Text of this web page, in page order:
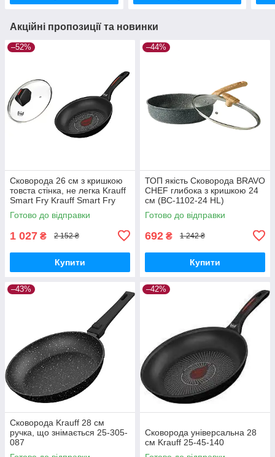
Акційні пропозиції та новинки
–52%
Сковорода 26 см з кришкою
товста стінка, не легка Krauff
Smart Fry Krauff Smart Fry
88-222-130
Готово до відправки
1 027 ₴ 2 152 ₴
Купити
–44%
ТОП якість Сковорода BRAVO
CHEF глибока з кришкою 24
см (BC-1102-24 HL)
Готово до відправки
692 ₴ 1 242 ₴
Купити
–43%
Сковорода Krauff 28 см
ручка, що знімається 25-305-
087
–42%
Сковорода універсальна 28
см Krauff 25-45-140